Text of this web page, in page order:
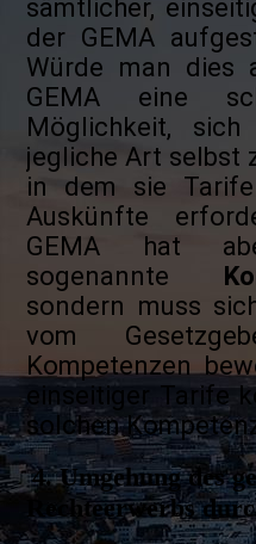
sämtlicher,
der GEMA
Würde man dies
GEMA eine
Möglichkeit, sich
jegliche Art selbst
in dem sie
Auskünfte
GEMA hat
sogenannte
sondern muss
vom
Kompetenzen
einseitiger Tarife
solchen
4. Umgehung des
Rechteerwerbs